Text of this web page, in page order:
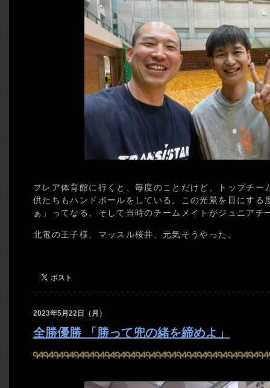
フレア体育館に行くと、毎度のことだけど、トップチー
供たちもハンドボールをしている。この光景を目にする
ぁ」ってなる。そして当時のチームメイトがジュニアチ
北電の王子様、マッスル桜井、元気そうやった。
2023年5月22日（月）
全勝優勝 「勝って兜の緒を締めよ」